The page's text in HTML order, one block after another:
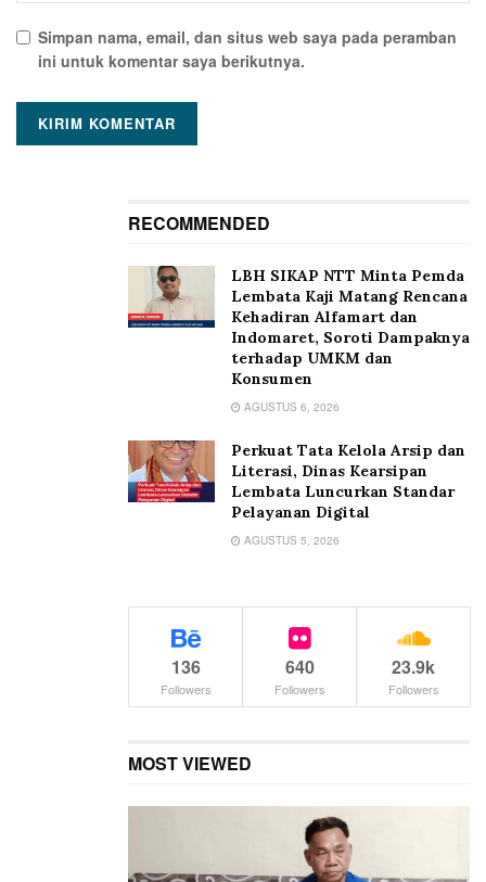
Simpan nama, email, dan situs web saya pada peramban
ini untuk komentar saya berikutnya.
RECOMMENDED
LBH SIKAP NTT Minta Pemda
Lembata Kaji Matang Rencana
Kehadiran Alfamart dan
Indomaret, Soroti Dampaknya
terhadap UMKM dan
Konsumen
AGUSTUS 6, 2026
Perkuat Tata Kelola Arsip dan
Literasi, Dinas Kearsipan
Lembata Luncurkan Standar
Pelayanan Digital
AGUSTUS 5, 2026
136
Followers
640
Followers
23.9k
Followers
MOST VIEWED